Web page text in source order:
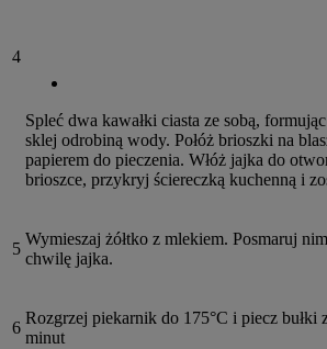
4
Spleć dwa kawałki ciasta ze sobą,
sklej odrobiną wody. Połóż brioszki na
papierem do pieczenia. Włóż jajka do
brioszce, przykryj ściereczką kuchenną i
5
Wymieszaj żółtko z mlekiem. Posmaruj
chwilę jajka.
6
Rozgrzej piekarnik do 175°C i piecz bułki
minut